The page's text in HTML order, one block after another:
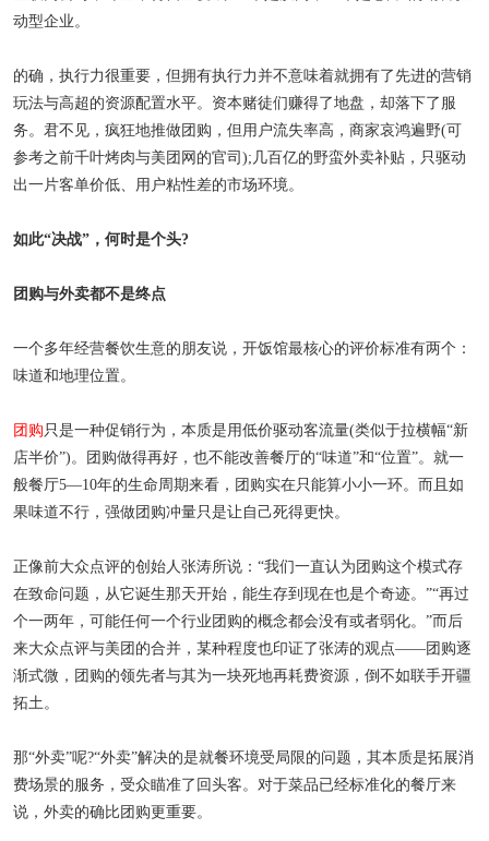
动型企业。
的确，执行力很重要，但拥有执行力并不意味着就拥有了先进的营销
玩法与高超的资源配置水平。资本赌徒们赚得了地盘，却落下了服
务。君不见，疯狂地推做团购 ，但用户流失率高，商家哀鸿遍野(可
参考之前千叶烤肉与美团网的官司);几百亿的野蛮外卖补贴，只驱动
出一片客单价低、用户粘性差的市场环境。
如此“决战”，何时是个头?
团购与外卖都不是终点
一个多年经营餐饮生意的朋友说，开饭馆最核心的评价标准有两个：
味道和地理位置。
团购只是一种促销行为，本质是用低价驱动客流量(类似于拉横幅“新
店半价”)。团购做得再好，也不能改善餐厅的“味道”和“位置”。就一
般餐厅5—10年的生命周期来看，团购实在只能算小小一环。而且如
果味道不行，强做团购冲量只是让自己死得更快。
正像前大众点评的创始人张涛所说：“我们一直认为团购这个模式存
在致命问题，从它诞生那天开始，能生存到现在也是个奇迹。”“再过
个一两年，可能任何一个行业团购的概念都会没有或者弱化。”而后
来大众点评与美团的合并，某种程度也印证了张涛的观点——团购逐
渐式微，团购的领先者与其为一块死地再耗费资源，倒不如联手开疆
拓土。
那“外卖”呢?“外卖”解决的是就餐环境受局限的问题，其本质是拓展消
费场景的服务，受众瞄准了回头客。对于菜品已经标准化的餐厅来
说，外卖的确比团购更重要。